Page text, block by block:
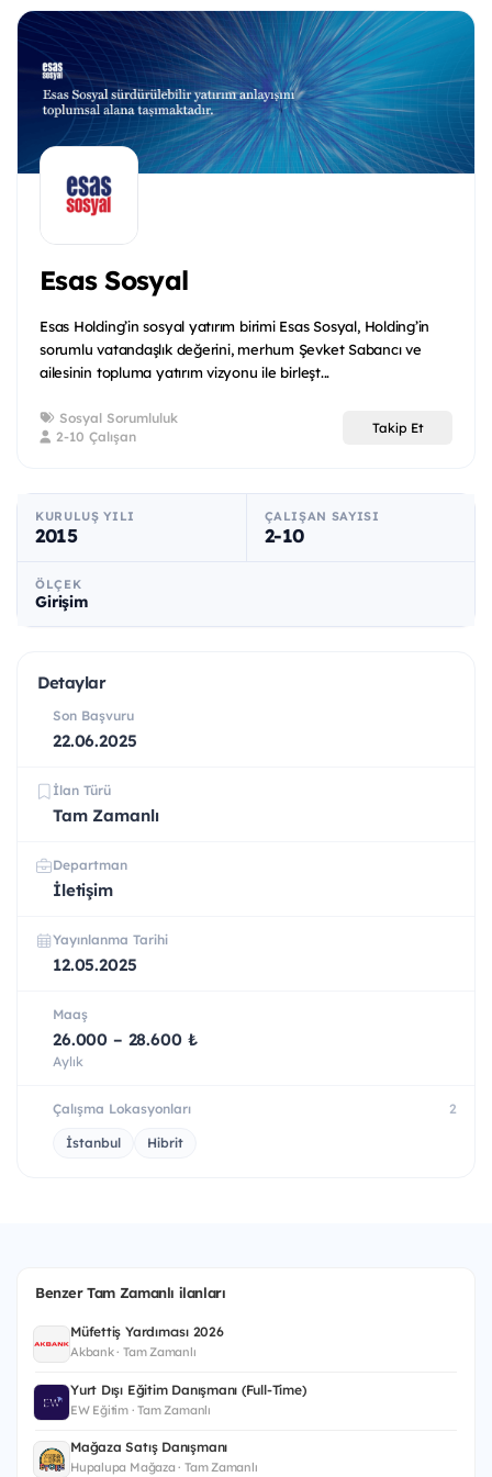
Esas Sosyal
Esas Holding’in sosyal yatırım birimi Esas Sosyal, Holding’in
sorumlu vatandaşlık değerini, merhum Şevket Sabancı ve
ailesinin topluma yatırım vizyonu ile birleşt...
Sosyal Sorumluluk
2-10 Çalışan
Takip Et
KURULUŞ YILI
2015
ÇALIŞAN SAYISI
2-10
ÖLÇEK
Girişim
Detaylar
Son Başvuru
22.06.2025
İlan Türü
Tam Zamanlı
Departman
İletişim
Yayınlanma Tarihi
12.05.2025
Maaş
26.000 – 28.600 ₺
Aylık
Çalışma Lokasyonları 2
İstanbul Hibrit
Benzer Tam Zamanlı ilanları
Müfettiş Yardımcısı 2026
Akbank · Tam Zamanlı
Yurt Dışı Eğitim Danışmanı (Full-Time)
EW Eğitim · Tam Zamanlı
Mağaza Satış Danışmanı
Hupalupa Mağaza · Tam Zamanlı